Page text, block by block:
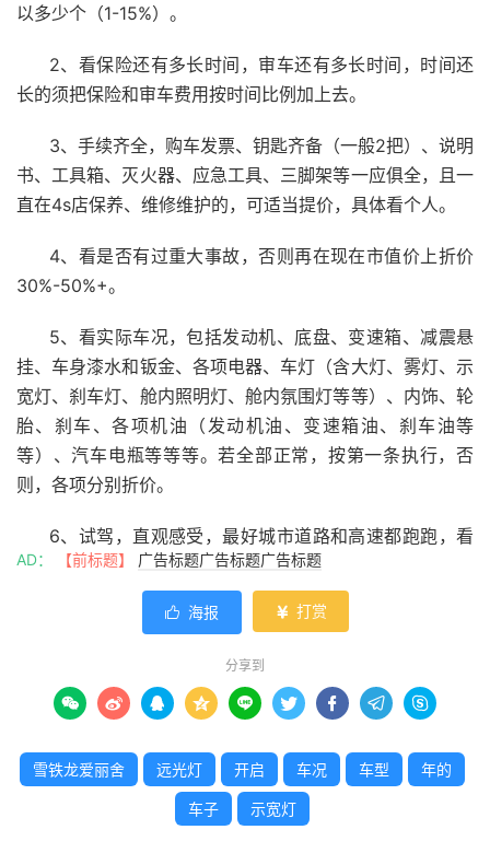
以多少个（1-15%）。
2、看保险还有多长时间，审车还有多长时间，时间还
长的须把保险和审车费用按时间比例加上去。
3、手续齐全，购车发票、钥匙齐备（一般2把）、说明
书、工具箱、灭火器、应急工具、三脚架等一应俱全，且一
直在4s店保养、维修维护的，可适当提价，具体看个人。
4、看是否有过重大事故，否则再在现在市值价上折价
30%-50%+。
5、看实际车况，包括发动机、底盘、变速箱、减震悬
挂、车身漆水和钣金、各项电器、车灯（含大灯、雾灯、示
宽灯、刹车灯、舱内照明灯、舱内氛围灯等等）、内饰、轮
胎、刹车、各项机油（发动机油、变速箱油、刹车油等
等）、汽车电瓶等等等。若全部正常，按第一条执行，否
则，各项分别折价。
6、试驾，直观感受，最好城市道路和高速都跑跑，看
换挡是否顺畅，刹车是否正常，方向是否跑偏，是否有异
响，中控是否完好，玻璃是否完好，玻璃升降是否顺畅，低
速表现和高速表现如何等等。若全部正常，按第一条评估，
2. 雪铁龙爱丽舍08年多少钱
以前他的老款的雪铁龙爱丽舍这款车，他都整体的耐用
性还是比较好的二手车的话主要还是看具体的车况。
AD： 【前标题】 广告标题广告标题广告标题
 海报  打赏
分享到
        
雪铁龙爱丽舍 远光灯 开启 车况 车型 年的
车子 示宽灯